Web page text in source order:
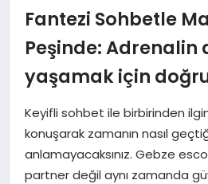
MAGAZIN
SAĞLIK
SPOR
Fantezi Sohbetle
Peşinde: Adrenalin
yaşamak için
Keyifli sohbet ile birbirinden
konuşarak zamanın nasıl
anlamayacaksınız. Gebze
partner değil aynı zamanda